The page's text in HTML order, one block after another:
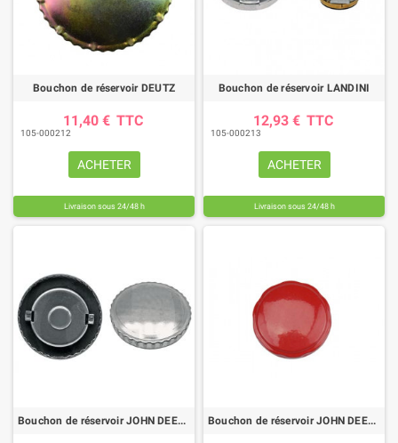
Bouchon de réservoir DEUTZ
11,40 € TTC
105-000212
ACHETER
Livraison sous 24/48 h
Bouchon de réservoir LANDINI
12,93 € TTC
105-000213
ACHETER
Livraison sous 24/48 h
Bouchon de réservoir JOHN DEERE / FENDT / CASE IH / STEYR Bouchon de réservoir JOHN DEERE / DEUTZ